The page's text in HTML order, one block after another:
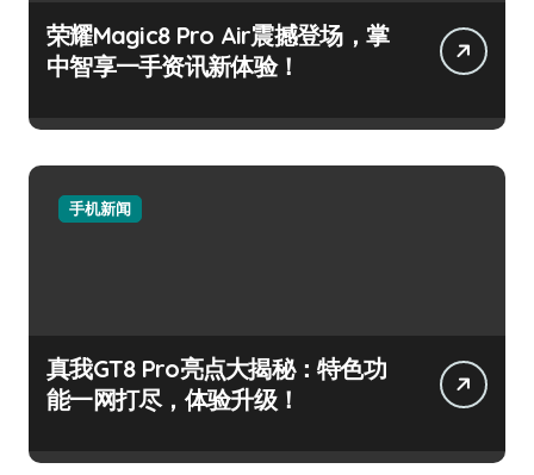
荣耀Magic8 Pro Air震撼登场，掌
中智享一手资讯新体验！
手机新闻
真我GT8 Pro亮点大揭秘：特色功
能一网打尽，体验升级！